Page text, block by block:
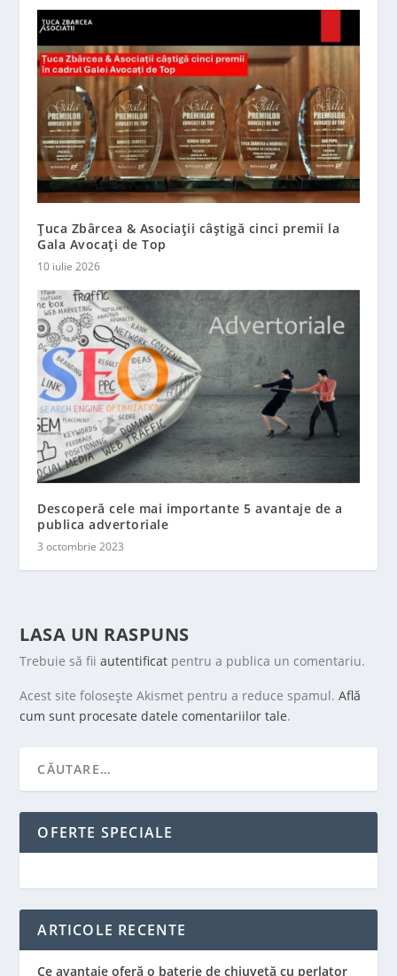
Țuca Zbârcea & Asociații câștigă cinci premii la
Gala Avocați de Top
10 iulie 2026
Descoperă cele mai importante 5 avantaje de a
publica advertoriale
3 octombrie 2023
LASA UN RASPUNS
Trebuie să fiiautentificat pentru a publica un comentariu.
Acest site folosește Akismet pentru a reduce spamul.Află
cum sunt procesate datele comentariilor tale.
OFERTE SPECIALE
ARTICOLE RECENTE
Ce avantaje oferă o baterie de chiuvetă cu perlator